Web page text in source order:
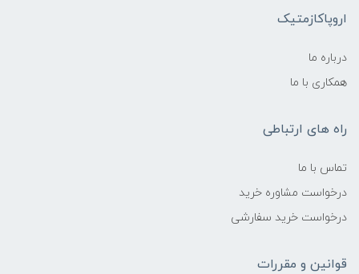
اروپاکازمتیک
درباره ما
همکاری با ما
راه های ارتباطی
تماس با ما
درخواست مشاوره خرید
درخواست خرید سفارشی
قوانین و مقررات